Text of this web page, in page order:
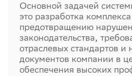
Основной задачей
это разработка
предотвращению
законодательства,
отраслевых стандартов и
документов компании в
обеспечения высоких